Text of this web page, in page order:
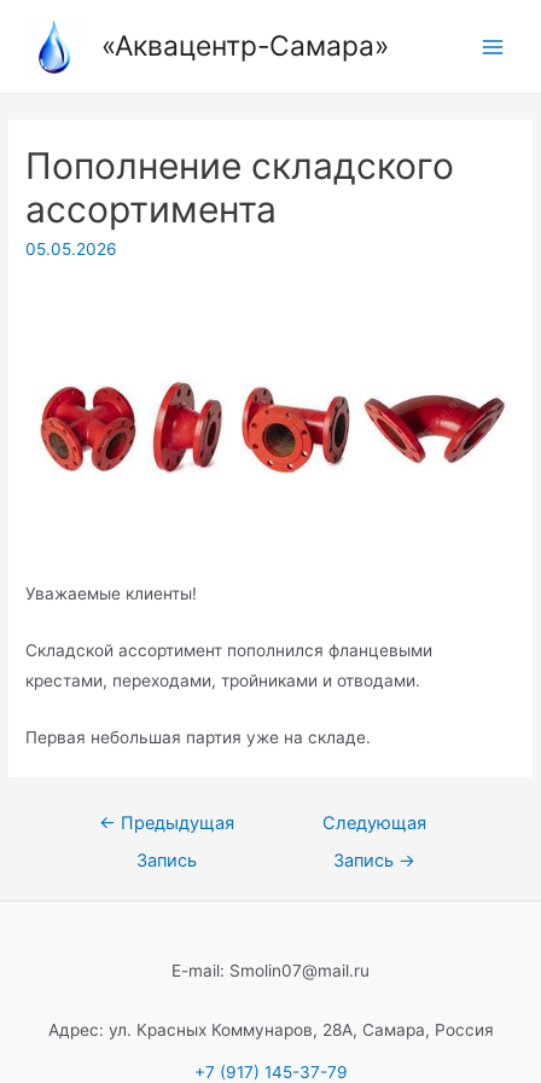
содержимому
«Аквацентр-Самара»
Пополнение складского
ассортимента
05.05.2026
Уважаемые клиенты!
Складской ассортимент пополнился фланцевыми
крестами, переходами, тройниками и отводами.
Первая небольшая партия уже на складе.
Навигация
← Предыдущая
Запись
Следующая
Запись →
E-mail: Smolin07@mail.ru
Адрес: ул. Красных Коммунаров, 28А, Самара, Россия
+7 (917) 145-37-79